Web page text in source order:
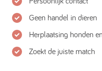
Geen handel in dieren
Herplaatsing honden
Zoekt de juiste match